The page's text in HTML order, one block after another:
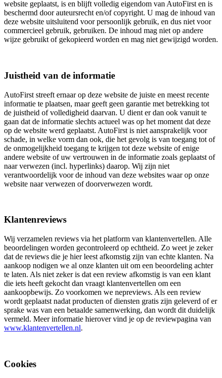
website geplaatst, is en blijft volledig eigendom van AutoFirst en is
beschermd door auteursrecht en/of copyright. U mag de inhoud van
deze website uitsluitend voor persoonlijk gebruik, en dus niet voor
commercieel gebruik, gebruiken. De inhoud mag niet op andere
wijze gebruikt of gekopieerd worden en mag niet gewijzigd worden.
Juistheid van de informatie
AutoFirst streeft ernaar op deze website de juiste en meest recente
informatie te plaatsen, maar geeft geen garantie met betrekking tot
de juistheid of volledigheid daarvan. U dient er dan ook vanuit te
gaan dat de informatie slechts actueel was op het moment dat deze
op de website werd geplaatst. AutoFirst is niet aansprakelijk voor
schade, in welke vorm dan ook, die het gevolg is van toegang tot of
de onmogelijkheid toegang te krijgen tot deze website of enige
andere website of uw vertrouwen in de informatie zoals geplaatst of
naar verwezen (incl. hyperlinks) daarop. Wij zijn niet
verantwoordelijk voor de inhoud van deze websites waar op onze
website naar verwezen of doorverwezen wordt.
Klantenreviews
Wij verzamelen reviews via het platform van klantenvertellen. Alle
beoordelingen worden gecontroleerd op echtheid. Zo weet je zeker
dat de reviews die je hier leest afkomstig zijn van echte klanten. Na
aankoop nodigen we al onze klanten uit om een beoordeling achter
te laten. Als niet zeker is dat een review afkomstig is van een klant
die iets heeft gekocht dan vraagt klantenvertellen om een
aankoopbewijs. Zo voorkomen we nepreviews. Als een review
wordt geplaatst nadat producten of diensten gratis zijn geleverd of er
sprake was van een betaalde samenwerking, dan wordt dit duidelijk
vermeld. Meer informatie hierover vind je op de reviewpagina van
www.klantenvertellen.nl.
Cookies